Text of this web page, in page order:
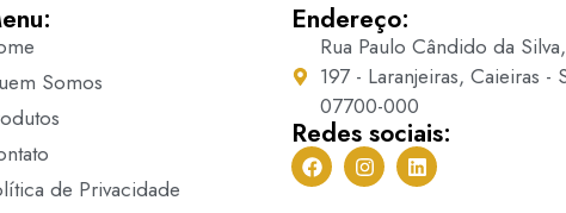
Somos
de Privacidade
Endereço:
Rua Paulo Cândido da Silva,
197 - Laranjeiras, Caieiras -
07700-000
Redes sociais: